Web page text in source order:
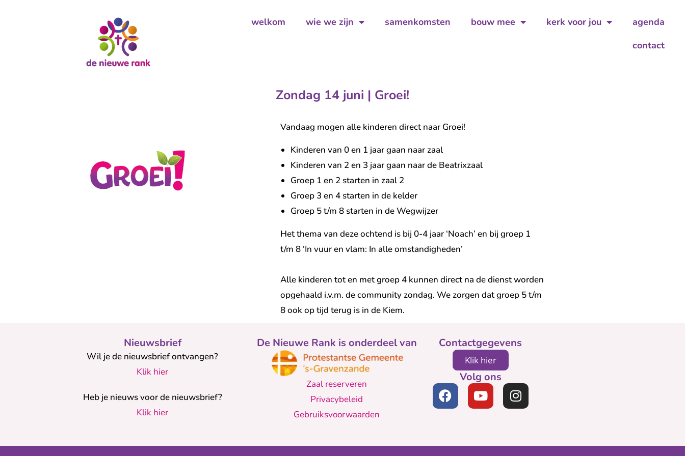
welkom wie we zijn samenkomsten bouw mee kerk voor jou
agenda
contact
Zondag 14 juni | Groei!
Vandaag mogen alle kinderen direct naar Groei!
Kinderen van 0 en 1 jaar gaan naar zaal
Kinderen van 2 en 3 jaar gaan naar de Beatrixzaal
Groep 1 en 2 starten in zaal 2
Groep 3 en 4 starten in de kelder
Groep 5 t/m 8 starten in de Wegwijzer
Het thema van deze ochtend is bij 0-4 jaar ‘Noach’ en bij groep 1
t/m 8 ‘In vuur en vlam: In alle omstandigheden’
Alle kinderen tot en met groep 4 kunnen direct na de dienst worden
opgehaald i.v.m. de community zondag. We zorgen dat groep 5 t/m
8 ook op tijd terug is in de Kiem.
Nieuwsbrief
Wil je de nieuwsbrief ontvangen?
Klik hier
Heb je nieuws voor de nieuwsbrief?
Klik hier
De Nieuwe Rank is onderdeel van
Zaal reserveren
Privacybeleid
Gebruiksvoorwaarden
Contactgegevens
Klik hier
Volg ons